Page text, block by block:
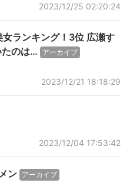
2023/12/25 02:20:24
女ランキング！3位 広瀬す
たのは…
アーカイブ
2023/12/21 18:18:29
2023/12/04 17:53:42
ン アーカイブ